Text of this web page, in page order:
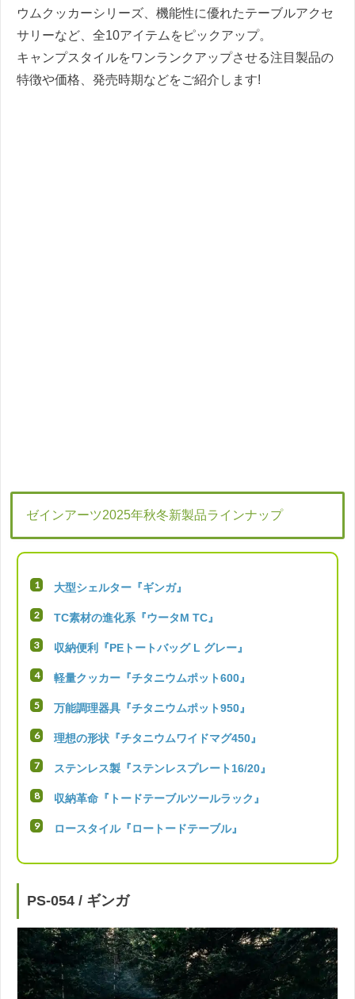
ウムクッカーシリーズ、機能性に優れたテーブルアクセ
サリーなど、全10アイテムをピックアップ。
キャンプスタイルをワンランクアップさせる注目製品の
特徴や価格、発売時期などをご紹介します!
ゼインアーツ2025年秋冬新製品ラインナップ
大型シェルター『ギンガ』
TC素材の進化系『ウータM TC』
収納便利『PEトートバッグ L グレー』
軽量クッカー『チタニウムポット600』
万能調理器具『チタニウムポット950』
理想の形状『チタニウムワイドマグ450』
ステンレス製『ステンレスプレート16/20』
収納革命『トードテーブルツールラック』
ロースタイル『ロートードテーブル』
PS-054 / ギンガ